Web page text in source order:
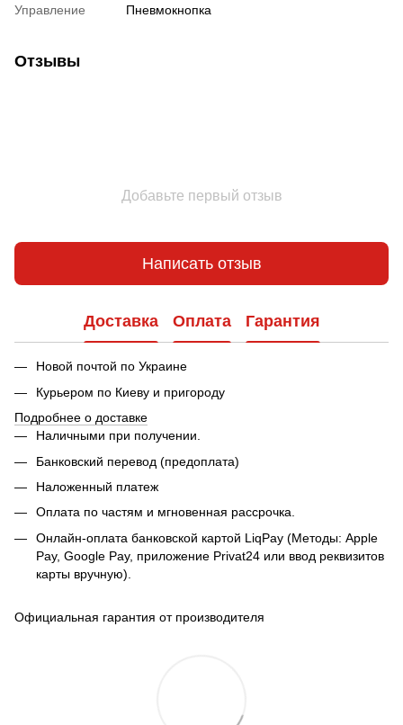
Управление Пневмокнопка
Отзывы
Добавьте первый отзыв
Написать отзыв
Доставка Оплата Гарантия
Новой почтой по Украине
Курьером по Киеву и пригороду
Подробнее о доставке
Наличными при получении.
Банковский перевод (предоплата)
Наложенный платеж
Оплата по частям и мгновенная рассрочка.
Онлайн-оплата банковской картой LiqPay (Методы: Apple
Pay, Google Pay, приложение Privat24 или ввод реквизитов
карты вручную).
Официальная гарантия от производителя